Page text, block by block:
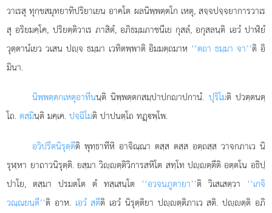
วาเรสุ ทุกฺขสมุทยาทิปริยาเยน อาคโต ผลนิพฺพตฺตโก เหตุ, สจฺจปจฺจยาการวาเร
สุ อริยมคฺโค, ปริยตฺติวาเร ภาสิตํ, อภิธมฺมภาชนีเย กุสลํ, อกุสลนฺติ เอวํ ปาฬิยํ
วุตฺตานํเยว วเสน ปฺจ ธมฺมา เวทิตพฺพาติ อิมมตฺถมาห ‘‘ตถา ธมฺมา จา’’ติ อิ
มินา.
นิพฺพตฺตกเหตุอาทีนนฺติ นิพฺพตฺตกสมฺปาปกาปกานํ. ปุริโมติ ปวตฺตนตฺ
โถ.ตสฺมินฺติ มคฺเค.ปจฺฉิโมติ ปาปนตฺโถ ทฏฺพฺโพ.
อวิปรีตนิรุตฺตีติ พุทฺธาทีหิ อาจิณฺณา ตสฺส ตสฺส อตฺถสฺส วาจกภาเว นิ
รุฬฺหา ยาถาวนิรุตฺติ. ยสฺมา วิฺตฺติวิการสหิโต สทฺโท ปฺตฺตีติ อตฺตโน อธิปฺ
ปาโย, ตสฺมา ปรมตโต ตํ ทสฺเสนฺโต ‘‘อวจนภูตายา’’ติ วิเสเสตฺวา ‘‘เกจิ
วณฺณยนฺตี’’ติ อาห. เอวํ สตีติ เอวํ นิรุตฺติยา ปฺตฺติภาเว สติ. ปฺตฺติ อภิ